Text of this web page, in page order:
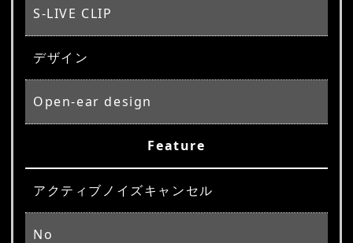
S-LIVE CLIP
デザイン
Open-ear design
Feature
アクティブノイズキャンセル
No